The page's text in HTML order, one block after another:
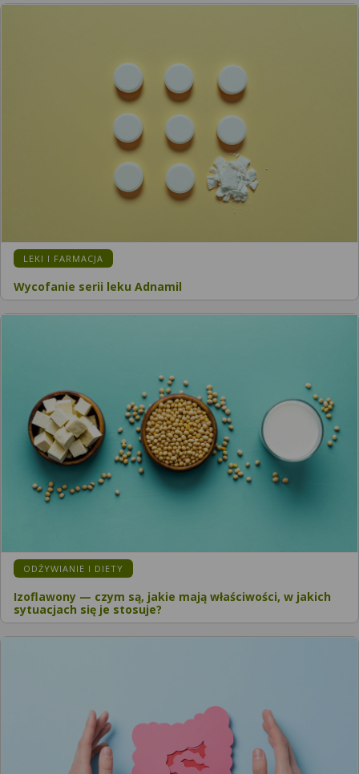
LEKI I FARMACJA
Wycofanie serii leku Adnamil
ODŻYWIANIE I DIETY
Izoflawony — czym są, jakie mają właściwości, w jakich
sytuacjach się je stosuje?